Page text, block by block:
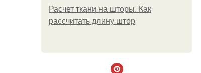
Расчет ткани на шторы. Как
рассчитать длину штор